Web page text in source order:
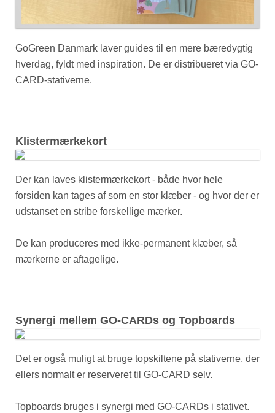
GoGreen Danmark laver guides til en mere bæredygtig
hverdag, fyldt med inspiration. De er distribueret via GO-
CARD-stativerne.
Klistermærkekort
Der kan laves klistermærkekort - både hvor hele
forsiden kan tages af som en stor klæber - og hvor der er
udstanset en stribe forskellige mærker.
De kan produceres med ikke-permanent klæber, så
mærkerne er aftagelige.
Synergi mellem GO-CARDs og Topboards
Det er også muligt at bruge topskiltene på stativerne, der
ellers normalt er reserveret til GO-CARD selv.
Topboards bruges i synergi med GO-CARDs i stativet.